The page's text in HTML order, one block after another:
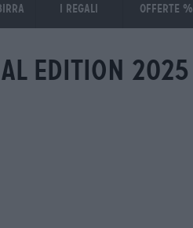
I regali Offerte %
30.09.2026edition 2025